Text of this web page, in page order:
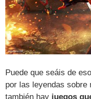
Puede que seáis de
por las leyendas
también hay juegos